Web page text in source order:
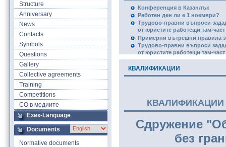
Structure
Anniversary
News
Contacts
Symbols
Questions
Gallery
Collective agreements
Training
Competitions
СО в медиите
Език-Language
Documents
Normative documents
Конференция в Казанлък
Работен ден ли е 1 ноември?
Трудово-правни въпроси
от юристите работещи там-част
Примерни вътрешни правила
Трудово-правни въпроси
от юристите работещи там-част
КВАЛИФИКАЦИИ
КВАЛИФИКАЦИИ
Сдружение
без